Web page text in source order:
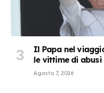
Il Papa nel
le vittime di abusi
Agosto 7, 2026